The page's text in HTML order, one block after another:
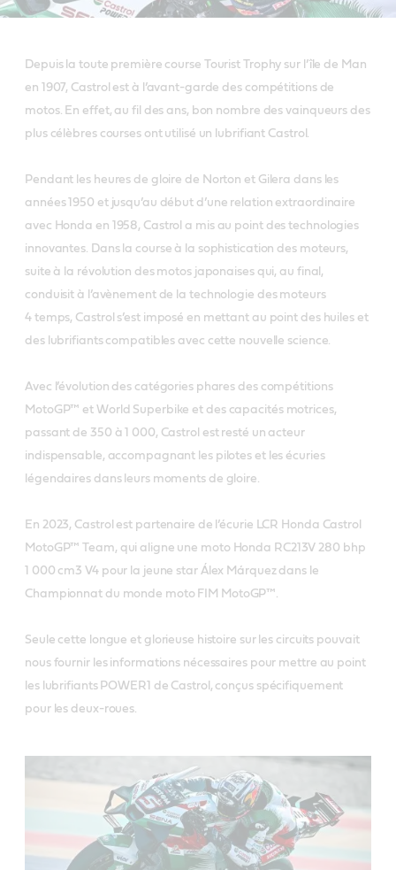
Depuis la toute première course Tourist Trophy sur l’île de Man
en 1907, Castrol est à l’avant-garde des compétitions de
motos. En effet, au fil des ans, bon nombre des vainqueurs des
plus célèbres courses ont utilisé un lubrifiant Castrol.
Pendant les heures de gloire de Norton et Gilera dans les
années 1950 et jusqu’au début d’une relation extraordinaire
avec Honda en 1958, Castrol a mis au point des technologies
innovantes. Dans la course à la sophistication des moteurs,
suite à la révolution des motos japonaises qui, au final,
conduisit à l’avènement de la technologie des moteurs
4 temps, Castrol s’est imposé en mettant au point des huiles et
des lubrifiants compatibles avec cette nouvelle science.
Avec l’évolution des catégories phares des compétitions
MotoGP™ et World Superbike et des capacités motrices,
passant de 350 à 1 000, Castrol est resté un acteur
indispensable, accompagnant les pilotes et les écuries
légendaires dans leurs moments de gloire.
En 2023, Castrol est partenaire de l’écurie LCR Honda Castrol
MotoGP™ Team, qui aligne une moto Honda RC213V 280 bhp
1 000 cm3 V4 pour la jeune star Álex Márquez dans le
Championnat du monde moto FIM MotoGP™.
Seule cette longue et glorieuse histoire sur les circuits pouvait
nous fournir les informations nécessaires pour mettre au point
les lubrifiants POWER1 de Castrol, conçus spécifiquement
pour les deux-roues.